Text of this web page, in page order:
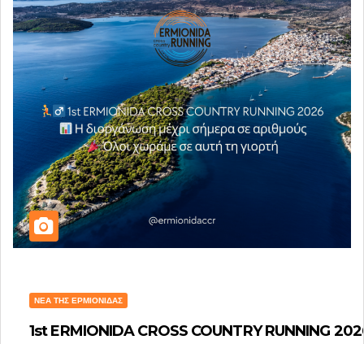
ΝΈΑ ΤΗΣ ΕΡΜΙΟΝΊΔΑΣ
​1st ERMIONIDA CROSS COUNTRY RUNNING